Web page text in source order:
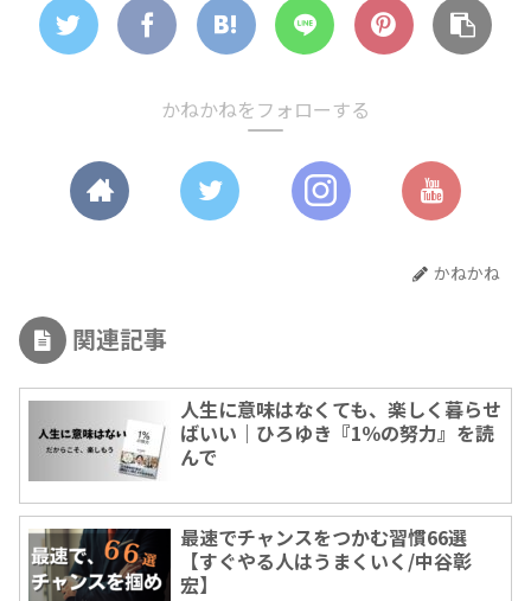
かねかねをフォローする
かねかね
関連記事
人生に意味はなくても、楽しく暮らせ
ばいい｜ひろゆき『1％の努力』を読
んで
最速でチャンスをつかむ習慣66選
【すぐやる人はうまくいく/中谷彰
宏】